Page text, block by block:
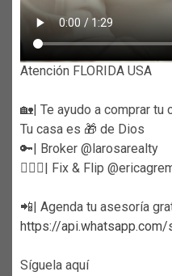
Atención FLORIDA USA
🏡| Te ayudo a comprar tu
Tu casa es 🎁 de Dios
🔑| Broker @larosarealty
👷🏼‍♀️| Fix & Flip
📲| Agenda tu asesoría
https://
Síguela aquí